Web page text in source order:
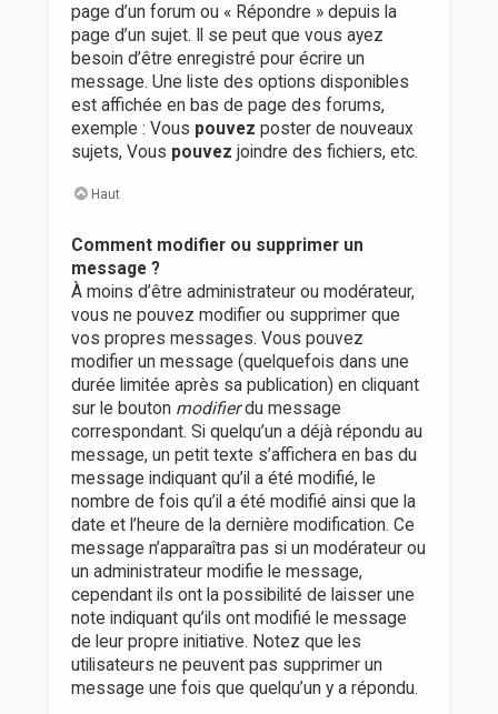
page d’un forum ou « Répondre » depuis la
page d’un sujet. Il se peut que vous ayez
besoin d’être enregistré pour écrire un
message. Une liste des options disponibles
est affichée en bas de page des forums,
exemple : Vous pouvez poster de nouveaux
sujets, Vous pouvez joindre des fichiers, etc.
Haut
Comment modifier ou supprimer un
message ?
À moins d’être administrateur ou modérateur,
vous ne pouvez modifier ou supprimer que
vos propres messages. Vous pouvez
modifier un message (quelquefois dans une
durée limitée après sa publication) en cliquant
sur le bouton modifierdu message
correspondant. Si quelqu’un a déjà répondu au
message, un petit texte s’affichera en bas du
message indiquant qu’il a été modifié, le
nombre de fois qu’il a été modifié ainsi que la
date et l’heure de la dernière modification. Ce
message n’apparaîtra pas si un modérateur ou
un administrateur modifie le message,
cependant ils ont la possibilité de laisser une
note indiquant qu’ils ont modifié le message
de leur propre initiative. Notez que les
utilisateurs ne peuvent pas supprimer un
message une fois que quelqu’un y a répondu.